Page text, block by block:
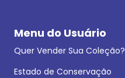
Menu do Usuário
Quer Vender Sua Coleção?
Estado de Conservação